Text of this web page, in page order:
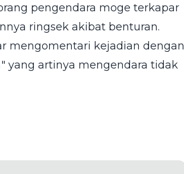
pengendara moge terkapar
ringsek akibat benturan.
mengomentari kejadian dengan
yang artinya mengendara tidak